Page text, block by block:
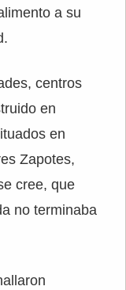
a su
centros
en
en
Zapotes,
cree, que
no terminaba